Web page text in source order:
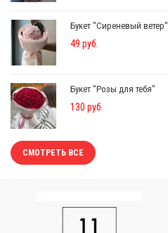
Букет "Сиреневый ветер"
49 руб.
Букет "Розы для тебя"
130 руб.
СМОТРЕТЬ ВСЕ